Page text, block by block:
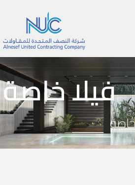
فيلا خاصة